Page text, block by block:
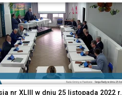
nr XLIII w dniu 25 listopada 2022 r.